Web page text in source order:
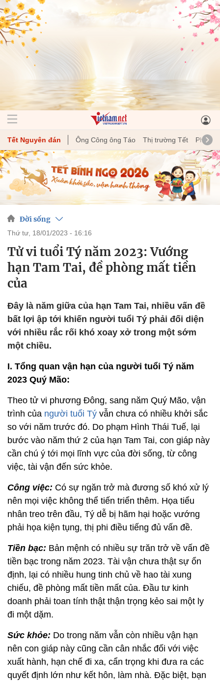
Tết Nguyên đán Ông Công ông Táo Thị trường Tết Phong
Đời sống
thứ tư, 18/01/2023 - 16:16
Tử vi tuổi Tý năm 2023: Vướng
hạn Tam Tai, đề phòng mất tiền
của
Đây là năm giữa của hạn Tam Tai, nhiều vấn đề
bất lợi ập tới khiến người tuổi Tý phải đối diện
với nhiều rắc rối khó xoay xở trong một sớm
một chiều.
I. Tổng quan vận hạn của người tuổi Tý năm
2023 Quý Mão:
Theo tử vi phương Đông, sang năm Quý Mão, vận
trình của người tuổi Tý vẫn chưa có nhiều khởi sắc
so với năm trước đó. Do phạm Hình Thái Tuế, lại
bước vào năm thứ 2 của hạn Tam Tai, con giáp này
cần chú ý tới mọi lĩnh vực của đời sống, từ công
việc, tài vận đến sức khỏe.
Công việc: Có sự ngăn trở mà đương số khó xử lý
nên mọi việc không thể tiến triển thêm. Họa tiểu
nhân treo trên đầu, Tý dễ bị hãm hại hoặc vướng
phải họa kiện tụng, thị phi điều tiếng đủ vấn đề.
Tiền bạc: Bản mệnh có nhiều sự trăn trở về vấn đề
tiền bạc trong năm 2023. Tài vận chưa thật sự ổn
định, lại có nhiều hung tinh chủ về hao tài xung
chiếu, đề phòng mất tiền mất của. Đầu tư kinh
doanh phải toan tính thật thận trọng kẻo sai một ly
đi một dặm.
Sức khỏe: Do trong năm vẫn còn nhiều vận hạn
nên con giáp này cũng cần cân nhắc đối với việc
xuất hành, hạn chế đi xa, cẩn trọng khi đưa ra các
quyết định lớn như kết hôn, làm nhà. Đặc biệt, bạn